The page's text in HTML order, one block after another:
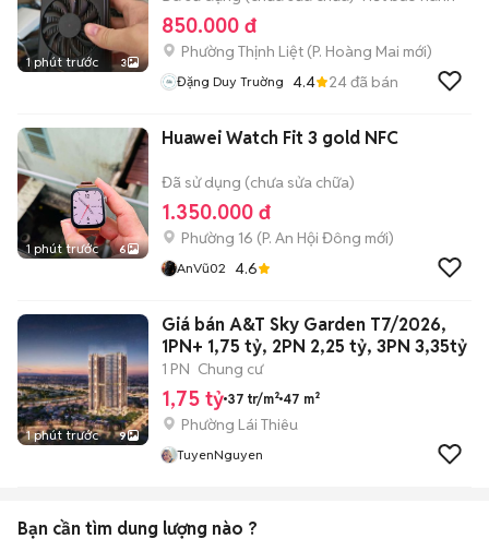
1 phút trước 3
850.000 đ
Phường Thịnh Liệt (P. Hoàng Mai mới)
Đặng Duy Truờng 4.4 24đã bán
1 phút trước 6
Huawei Watch Fit 3 gold NFC
Đã sử dụng (chưa sửa chữa)
1.350.000 đ
Phường 16 (P. An Hội Đông mới)
AnVũ02 4.6
1 phút trước 9
Giá bán A&T Sky Garden T7/2026,
1PN+ 1,75 tỷ, 2PN 2,25 tỷ, 3PN 3,35tỷ
1 PN Chung cư
1,75 tỷ 37 tr/m² 47 m²
Phường Lái Thiêu
TuyenNguyen
Bạn cần tìm dung lượng nào ?